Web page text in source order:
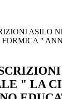
ASILO
"
" LA